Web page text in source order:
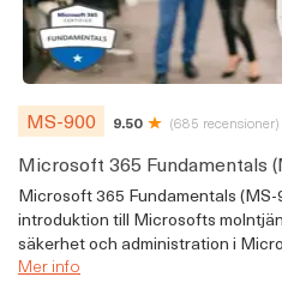
MS-900 9.50 (685 recensioner)
Microsoft 365 Fundamentals
Microsoft 365 Fundamentals
introduktion till Microsofts
säkerhet och administration i
Mer info